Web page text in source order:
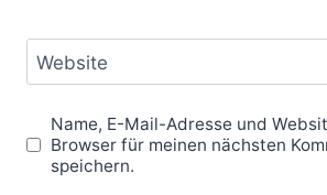
Website
Name, E-Mail-Adresse und
Browser für meinen nächsten
speichern.